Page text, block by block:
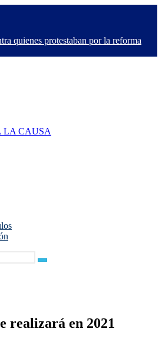
quienes protestaban por la reforma
Buscar
realizará en 2021